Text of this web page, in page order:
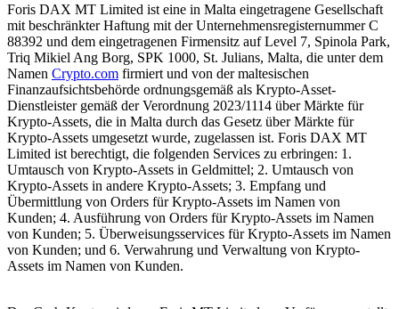
Foris DAX MT Limited ist eine in Malta eingetragene Gesellschaft
mit beschränkter Haftung mit der Unternehmensregisternummer C
88392 und dem eingetragenen Firmensitz auf Level 7, Spinola Park,
Triq Mikiel Ang Borg, SPK 1000, St. Julians, Malta, die unter dem
Namen Crypto.com firmiert und von der maltesischen
Finanzaufsichtsbehörde ordnungsgemäß als Krypto-Asset-
Dienstleister gemäß der Verordnung 2023/1114 über Märkte für
Krypto-Assets, die in Malta durch das Gesetz über Märkte für
Krypto-Assets umgesetzt wurde, zugelassen ist. Foris DAX MT
Limited ist berechtigt, die folgenden Services zu erbringen: 1.
Umtausch von Krypto-Assets in Geldmittel; 2. Umtausch von
Krypto-Assets in andere Krypto-Assets; 3. Empfang und
Übermittlung von Orders für Krypto-Assets im Namen von
Kunden; 4. Ausführung von Orders für Krypto-Assets im Namen
von Kunden; 5. Überweisungsservices für Krypto-Assets im Namen
von Kunden; und 6. Verwahrung und Verwaltung von Krypto-
Assets im Namen von Kunden.